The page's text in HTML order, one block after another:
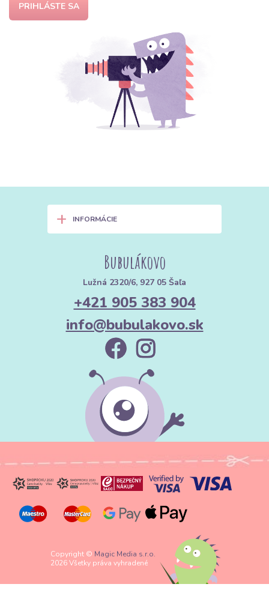
PRIHLÁSTE SA
+ INFORMÁCIE
Bubulákovo
Lužná 2320/6, 927 05 Šaľa
+421 905 383 904
info@bubulakovo.sk
Copyright © Magic Media s.r.o.
2026 Všetky práva vyhradené